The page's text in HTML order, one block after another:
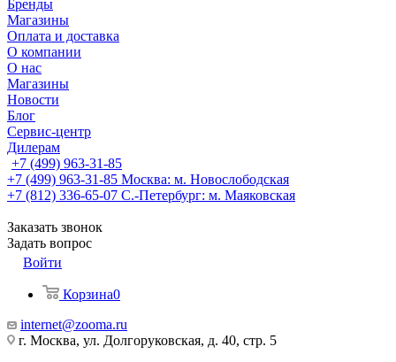
Бренды
Магазины
Оплата и доставка
О компании
О нас
Магазины
Новости
Блог
Сервис-центр
Дилерам
+7 (499) 963-31-85
+7 (499) 963-31-85 Москва: м. Новослободская
+7 (812) 336-65-07 С.-Петербург: м. Маяковская
Заказать звонок
Задать вопрос
Войти
Корзина0
internet@zooma.ru
г. Москва, ул. Долгоруковская, д. 40, стр. 5